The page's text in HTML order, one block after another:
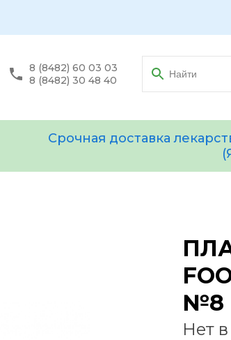
8 (8482) 60 03 03
8 (8482) 30 48 40
Срочная доставка
№8
Нет